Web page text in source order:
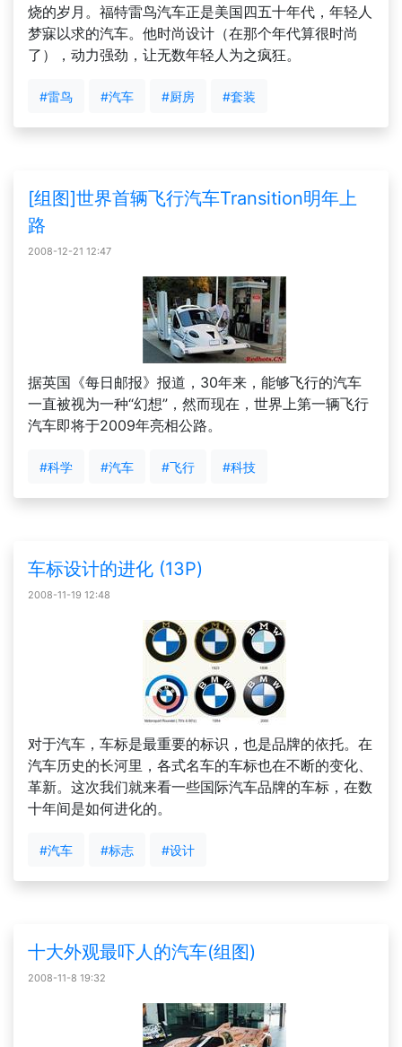
烧的岁月。福特雷鸟汽车正是美国四五十年代，年轻人
梦寐以求的汽车。他时尚设计（在那个年代算很时尚
了），动力强劲，让无数年轻人为之疯狂。
#雷鸟 #汽车 #厨房 #套装
[组图]世界首辆飞行汽车Transition明年上
路
2008-12-21 12:47
据英国《每日邮报》报道，30年来，能够飞行的汽车
一直被视为一种“幻想”，然而现在，世界上第一辆飞行
汽车即将于2009年亮相公路。
#科学 #汽车 #飞行 #科技
车标设计的进化 (13P)
2008-11-19 12:48
对于汽车，车标是最重要的标识，也是品牌的依托。在
汽车历史的长河里，各式名车的车标也在不断的变化、
革新。这次我们就来看一些国际汽车品牌的车标，在数
十年间是如何进化的。
#汽车 #标志 #设计
十大外观最吓人的汽车(组图)
2008-11-8 19:32